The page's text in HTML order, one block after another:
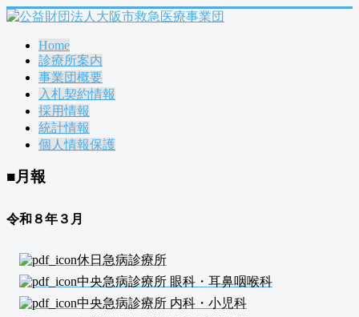
Home
診療所案内
事業団概要
入札契約情報
採用情報
統計情報
個人情報保護
■月報
令和８年３ 月
休日急病診療所
中央急病診療所 眼科・耳鼻咽喉科
中央急病診療所 内科・小児科